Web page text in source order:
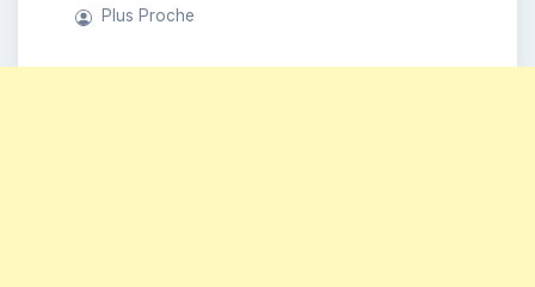
Plus Proche